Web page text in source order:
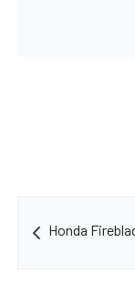
Honda